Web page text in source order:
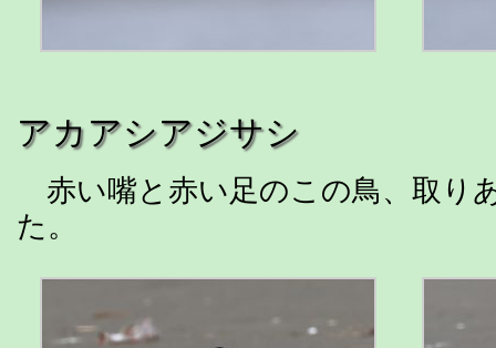
アカアシアジサシ
赤い嘴と赤い足のこの鳥、取り
た。